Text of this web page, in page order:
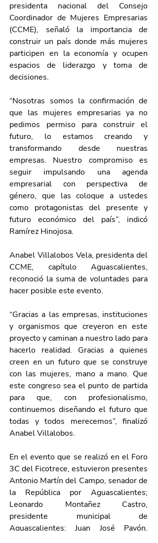
presidenta nacional del Consejo
Coordinador de Mujeres Empresarias
(CCME), señaló la importancia de
construir un país donde más mujeres
participen en la economía y ocupen
espacios de liderazgo y toma de
decisiones.
“Nosotras somos la confirmación de
que las mujeres empresarias ya no
pedimos permiso para construir el
futuro, lo estamos creando y
transformando desde nuestras
empresas. Nuestro compromiso es
seguir impulsando una agenda
empresarial con perspectiva de
género, que las coloque a ustedes
como protagonistas del presente y
futuro económico del país”, indicó
Ramírez Hinojosa.
Anabel Villalobos Vela, presidenta del
CCME, capítulo Aguascalientes,
reconoció la suma de voluntades para
hacer posible este evento.
“Gracias a las empresas, instituciones
y organismos que creyeron en este
proyecto y caminan a nuestro lado para
hacerlo realidad. Gracias a quienes
creen en un futuro que se construye
con las mujeres, mano a mano. Que
este congreso sea el punto de partida
para que, con profesionalismo,
continuemos diseñando el futuro que
todas y todos merecemos”, finalizó
Anabel Villalobos.
En el evento que se realizó en el Foro
3C del Ficotrece, estuvieron presentes
Antonio Martín del Campo, senador de
la República por Aguascalientes;
Leonardo Montañez Castro,
presidente municipal de
Aguascalientes; Juan José Pavón,